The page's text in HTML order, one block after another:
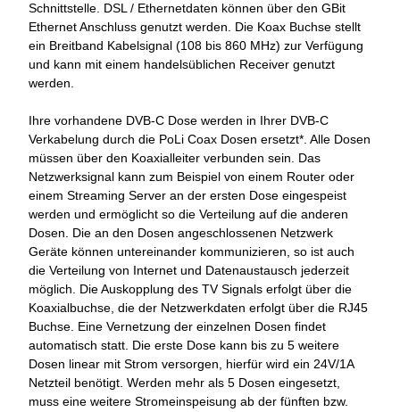
Schnittstelle. DSL / Ethernetdaten können über den GBit
Ethernet Anschluss genutzt werden. Die Koax Buchse stellt
ein Breitband Kabelsignal (108 bis 860 MHz) zur Verfügung
und kann mit einem handelsüblichen Receiver genutzt
werden.
Ihre vorhandene DVB-C Dose werden in Ihrer DVB-C
Verkabelung durch die PoLi Coax Dosen ersetzt*. Alle Dosen
müssen über den Koaxialleiter verbunden sein. Das
Netzwerksignal kann zum Beispiel von einem Router oder
einem Streaming Server an der ersten Dose eingespeist
werden und ermöglicht so die Verteilung auf die anderen
Dosen. Die an den Dosen angeschlossenen Netzwerk
Geräte können untereinander kommunizieren, so ist auch
die Verteilung von Internet und Datenaustausch jederzeit
möglich. Die Auskopplung des TV Signals erfolgt über die
Koaxialbuchse, die der Netzwerkdaten erfolgt über die RJ45
Buchse. Eine Vernetzung der einzelnen Dosen findet
automatisch statt. Die erste Dose kann bis zu 5 weitere
Dosen linear mit Strom versorgen, hierfür wird ein 24V/1A
Netzteil benötigt. Werden mehr als 5 Dosen eingesetzt,
muss eine weitere Stromeinspeisung ab der fünften bzw.